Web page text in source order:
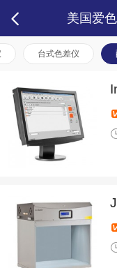
美国爱
台式色差仪